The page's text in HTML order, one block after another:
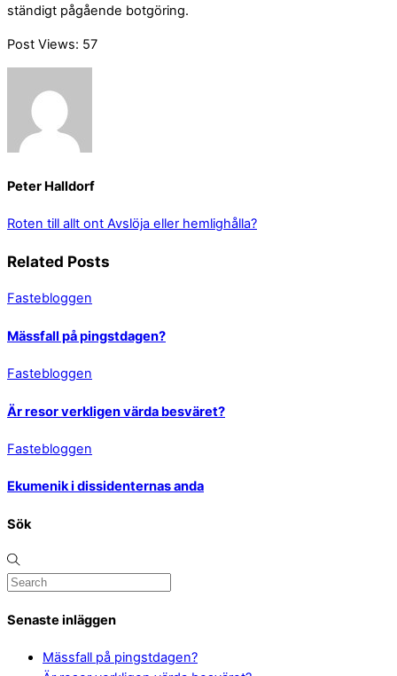
ständigt pågående botgöring.
Post Views: 57
Peter Halldorf
Roten till allt ont Avslöja eller hemlighålla?
Related Posts
Fastebloggen
Mässfall på pingstdagen?
Fastebloggen
Är resor verkligen värda besväret?
Fastebloggen
Ekumenik i dissidenternas anda
Sök
Senaste inläggen
Mässfall på pingstdagen?